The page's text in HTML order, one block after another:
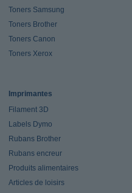
Toners Samsung
Toners Brother
Toners Canon
Toners Xerox
Imprimantes
Filament 3D
Labels Dymo
Rubans Brother
Rubans encreur
Produits alimentaires
Articles de loisirs